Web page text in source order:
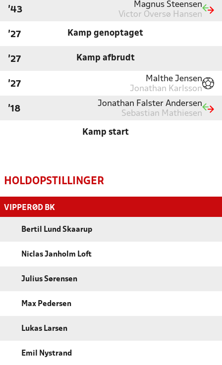
'43
Magnus Steensen
Victor Oversø Hansen
'27 Kamp genoptaget
'27 Kamp afbrudt
'27
Malthe Jensen
Jonathan Karlsson
'18
Jonathan Falster Andersen
Sebastian Mathiesen
Kamp start
HOLDOPSTILLINGER
VIPPERØD BK
Bertil Lund Skaarup
Niclas Janholm Loft
Julius Sørensen
Max Pedersen
Lukas Larsen
Emil Nystrand